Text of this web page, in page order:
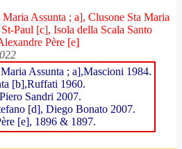
Assunta ; a], Clusone Sta Maria
Paul [c], Isola della Scala Santo
Père [e]
Assunta ; a],Mascioni 1984.
[b],Ruffati 1960.
Sandri 2007.
[d], Diego Bonato 2007.
[e], 1896 & 1897.